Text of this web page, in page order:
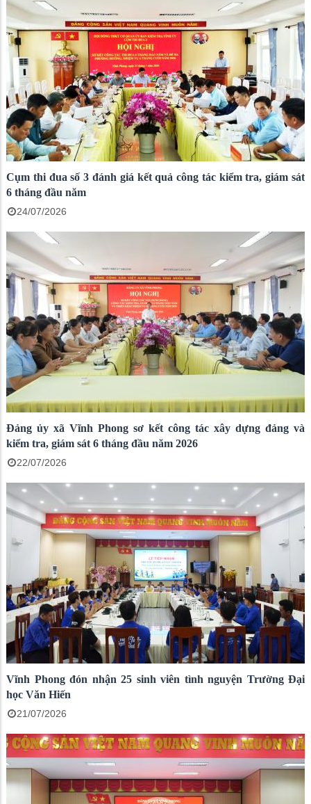
Cụm thi đua số 3 đánh giá kết quả công tác kiểm tra, giám sát
6 tháng đầu năm
24/07/2026
Đảng ủy xã Vĩnh Phong sơ kết công tác xây dựng đảng và
kiểm tra, giám sát 6 tháng đầu năm 2026
22/07/2026
Vĩnh Phong đón nhận 25 sinh viên tình nguyện Trường Đại
học Văn Hiến
21/07/2026